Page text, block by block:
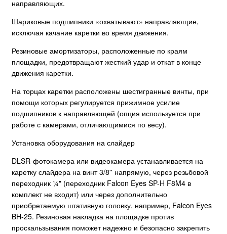
направляющих.
Шариковые подшипники «охватывают» направляющие,
исключая качание каретки во время движения.
Резиновые амортизаторы, расположенные по краям
площадки, предотвращают жесткий удар и откат в конце
движения каретки.
На торцах каретки расположены шестигранные винты, при
помощи которых регулируется прижимное усилие
подшипников к направляющей (опция используется при
работе с камерами, отличающимися по весу).
Установка оборудования на слайдер
DLSR-фотокамера или видеокамера устанавливается на
каретку слайдера на винт 3/8'' напрямую, через резьбовой
переходник ¼" (переходник Falcon Eyes SP-H F8M4 в
комплект не входит) или через дополнительно
приобретаемую штативную головку, например, Falcon Eyes
BH-25. Резиновая накладка на площадке против
проскальзывания поможет надежно и безопасно закрепить